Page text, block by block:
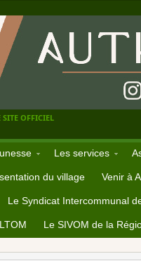
OFFICIEL
Les services
du village Venir à
Le Syndicat Intercommunal
Le SIVOM de la